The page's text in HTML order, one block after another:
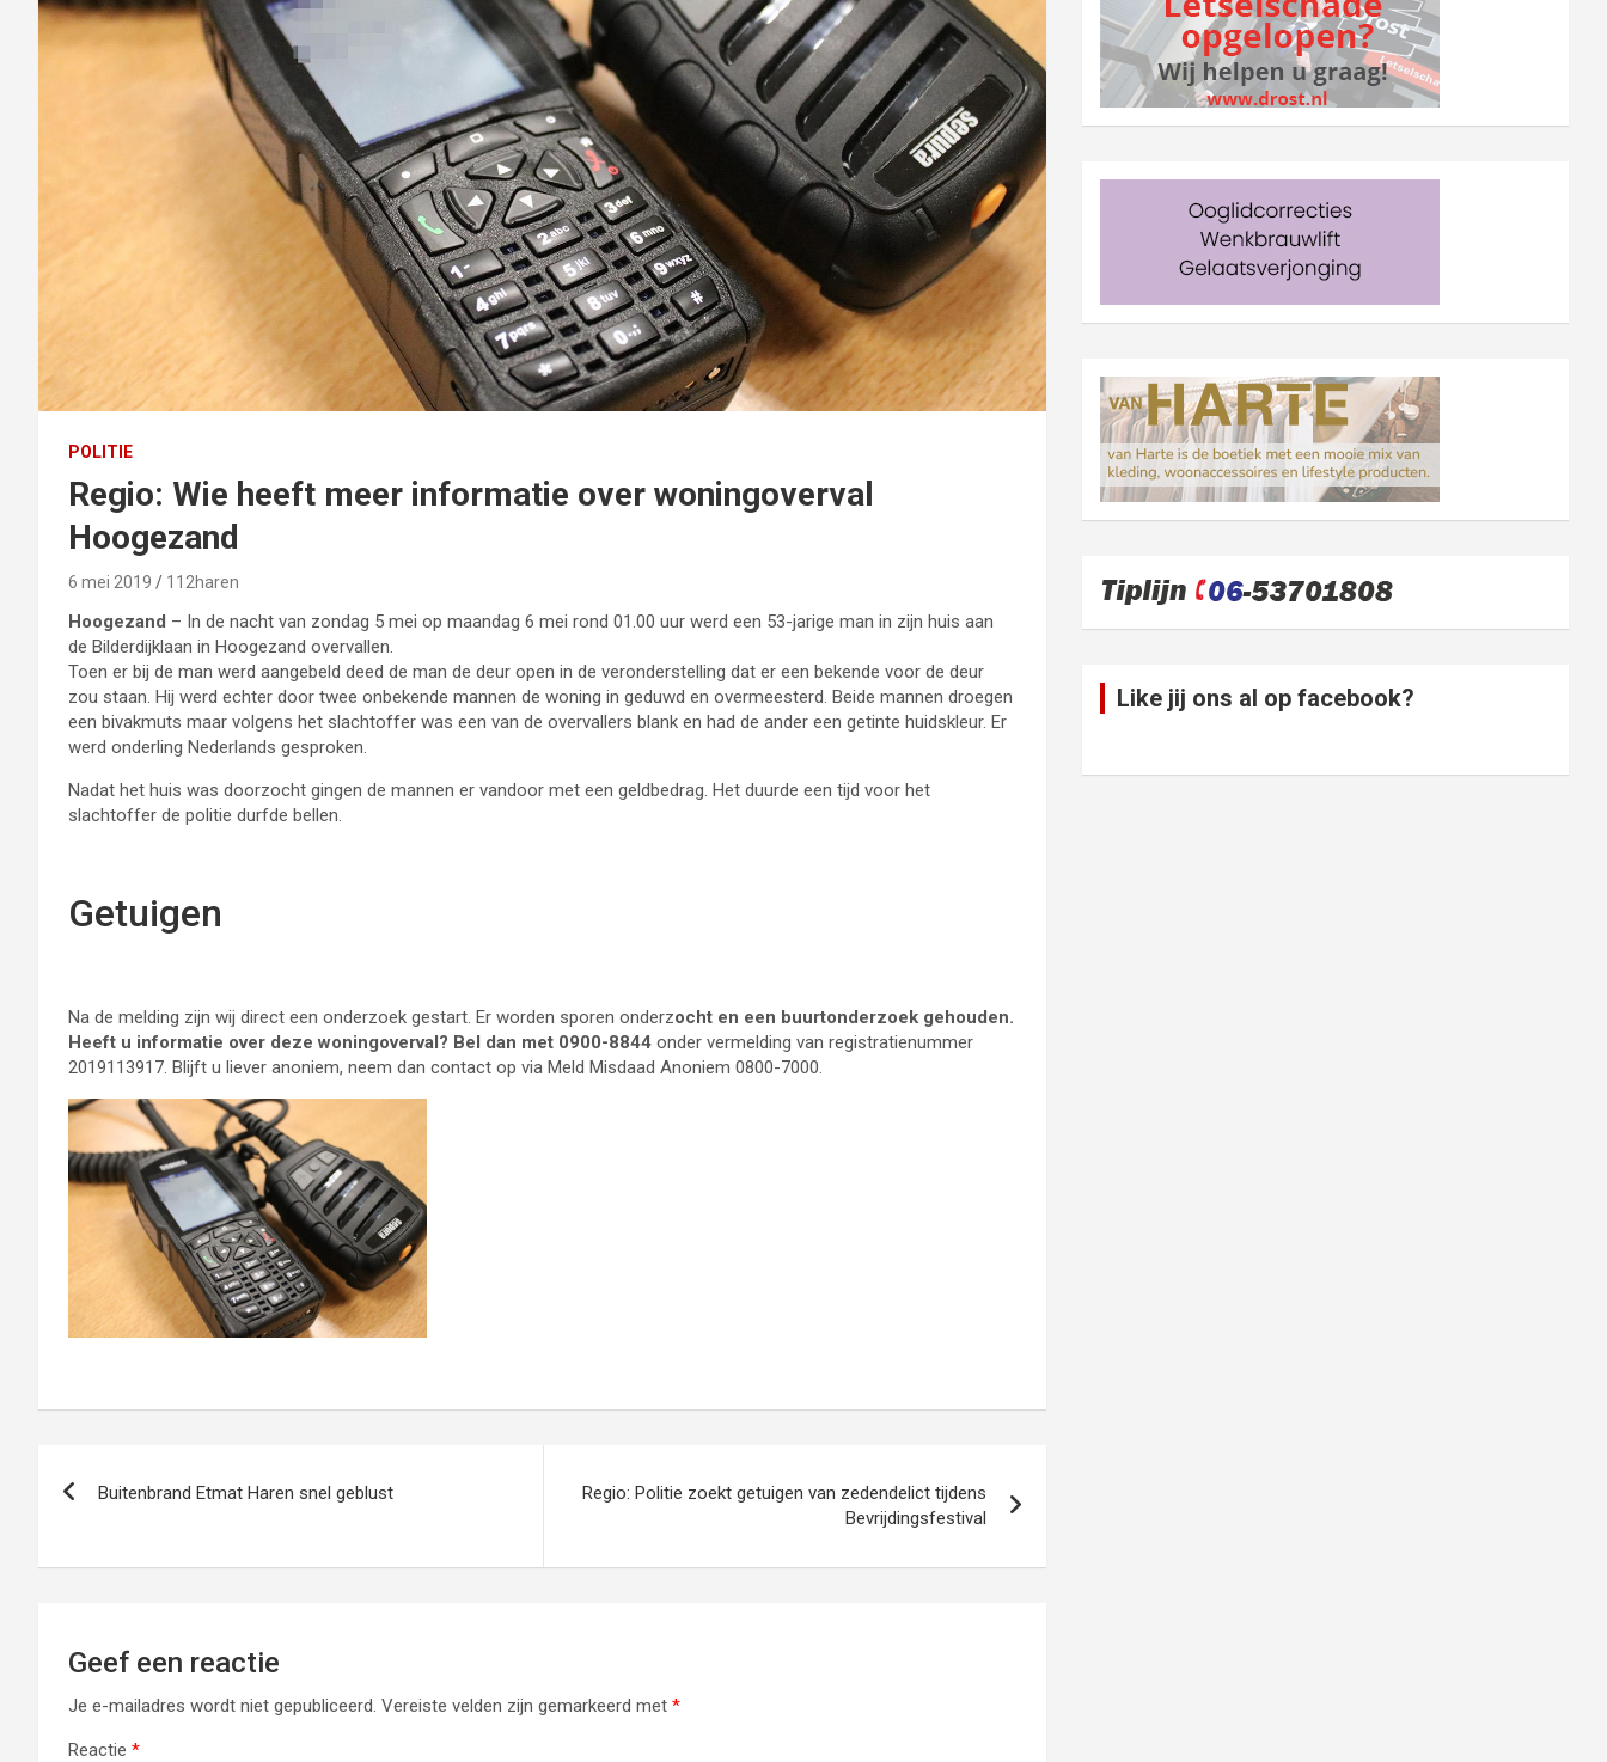
POLITIE
Regio: Wie heeft meer informatie over woningoverval
Hoogezand
6 mei 2019 112haren
Hoogezand – In de nacht van zondag 5 mei op maandag 6 mei rond 01.00 uur werd een 53-jarige man in zijn huis aan
de Bilderdijklaan in Hoogezand overvallen.
Toen er bij de man werd aangebeld deed de man de deur open in de veronderstelling dat er een bekende voor de deur
zou staan. Hij werd echter door twee onbekende mannen de woning in geduwd en overmeesterd. Beide mannen droegen
een bivakmuts maar volgens het slachtoffer was een van de overvallers blank en had de ander een getinte huidskleur. Er
werd onderling Nederlands gesproken.
Nadat het huis was doorzocht gingen de mannen er vandoor met een geldbedrag. Het duurde een tijd voor het
slachtoffer de politie durfde bellen.
Getuigen
Na de melding zijn wij direct een onderzoek gestart. Er worden sporen onderzocht en een buurtonderzoek gehouden.
Heeft u informatie over deze woningoverval? Bel dan met 0900-8844 onder vermelding van registratienummer
2019113917. Blijft u liever anoniem, neem dan contact op via Meld Misdaad Anoniem 0800-7000.
Buitenbrand Etmat Haren snel geblust
Regio: Politie zoekt getuigen van zedendelict tijdens
Bevrijdingsfestival
Geef een reactie
Je e-mailadres wordt niet gepubliceerd. Vereiste velden zijn gemarkeerd met *
Reactie *
Like jij ons al op facebook?